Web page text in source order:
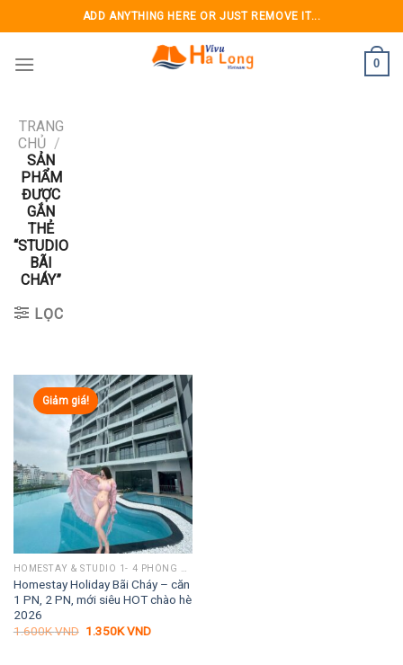
to
content
ADD ANYTHING HERE OR JUST REMOVE IT...
0
TRANG
CHỦ /
SẢN
PHẨM
ĐƯỢC
GẮN
THẺ
“STUDIO
BÃI
CHÁY”
LỌC
Giảm giá!
Homestay Holiday Bãi Cháy – căn
1 PN, 2 PN, mới siêu HOT chào hè
2026
1.600KVND Giá
1.350KVNDGiá